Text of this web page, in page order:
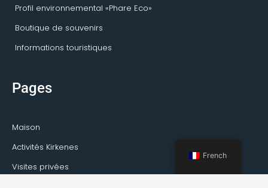
Profil environnemental «Phare Eco»
Boutique de souvenirs
Informations touristiques
Pages
Maison
Activités Kirkenes
Visites privées
French